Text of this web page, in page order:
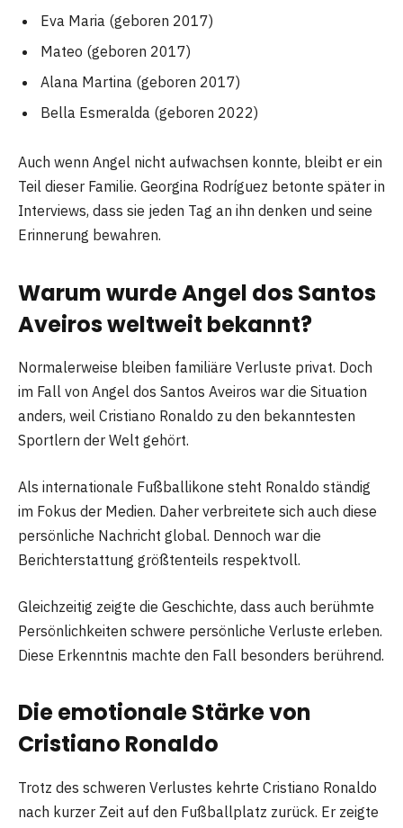
Eva Maria (geboren 2017)
Mateo (geboren 2017)
Alana Martina (geboren 2017)
Bella Esmeralda (geboren 2022)
Auch wenn Angel nicht aufwachsen konnte, bleibt er ein
Teil dieser Familie. Georgina Rodríguez betonte später in
Interviews, dass sie jeden Tag an ihn denken und seine
Erinnerung bewahren.
Warum wurde Angel dos Santos
Aveiros weltweit bekannt?
Normalerweise bleiben familiäre Verluste privat. Doch
im Fall von Angel dos Santos Aveiros war die Situation
anders, weil Cristiano Ronaldo zu den bekanntesten
Sportlern der Welt gehört.
Als internationale Fußballikone steht Ronaldo ständig
im Fokus der Medien. Daher verbreitete sich auch diese
persönliche Nachricht global. Dennoch war die
Berichterstattung größtenteils respektvoll.
Gleichzeitig zeigte die Geschichte, dass auch berühmte
Persönlichkeiten schwere persönliche Verluste erleben.
Diese Erkenntnis machte den Fall besonders berührend.
Die emotionale Stärke von
Cristiano Ronaldo
Trotz des schweren Verlustes kehrte Cristiano Ronaldo
nach kurzer Zeit auf den Fußballplatz zurück. Er zeigte